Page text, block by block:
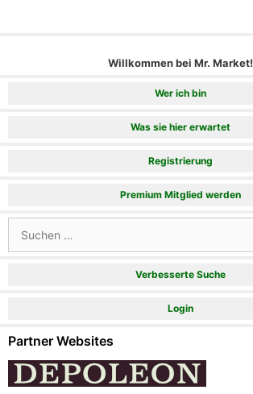
Willkommen bei Mr. Market!
Wer ich bin
Was sie hier erwartet
Registrierung
Premium Mitglied werden
nach:
Verbesserte Suche
Login
Partner Websites